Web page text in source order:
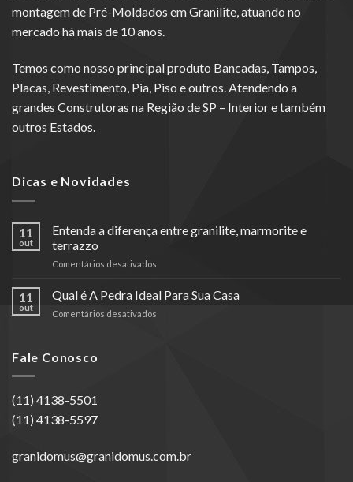
montagem de Pré-Moldados em Granilite, atuando no
mercado há mais de 10 anos.
Temos como nosso principal produto Bancadas, Tampos,
Placas, Revestimento, Pia, Piso e outros. Atendendo a
grandes Construtoras na Região de SP – Interior e também
outros Estados.
Dicas e Novidades
11
out
Entenda a diferença entre granilite, marmorite e
terrazzo
Comentários desativados
a
diferença
11
out
Qual é A Pedra Ideal Para Sua Casa
Comentários desativados
Fale Conosco
(11) 4138-5501
(11) 4138-5597
granidomus@granidomus.com.br